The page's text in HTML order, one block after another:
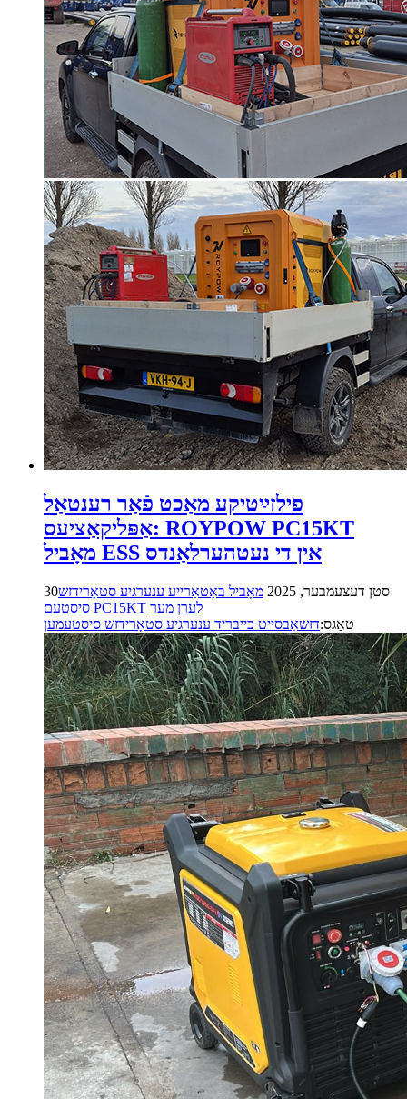
פילזײַטיקע מאַכט פֿאַר רענטאַל
אַפּליקאַציעס: ROYPOW PC15KT
מאָביל ESS אין די נעטהערלאַנדס
30סטן דעצעמבער, 2025
מאָביל באַטאַרייע ענערגיע סטאָרידזש
סיסטעם PC15KT לערן מער
טאַגס:דזשאַבסייט כייבריד ענערגיע סטאָרידזש סיסטעמען